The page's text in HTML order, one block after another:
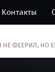
Контакты
ФЕЕРИЛ, НО